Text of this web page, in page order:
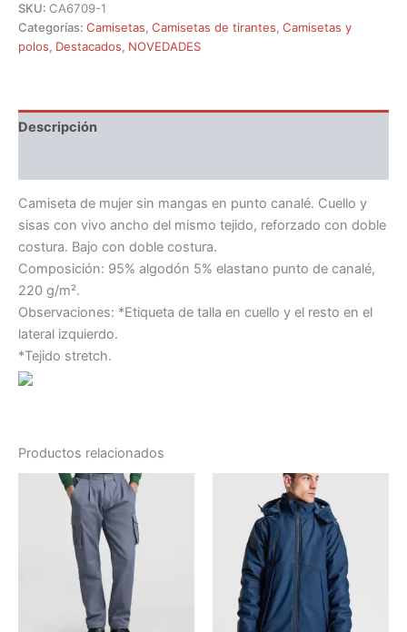
SKU: CA6709-1
Categorías: Camisetas, Camisetas de tirantes, Camisetas y
polos, Destacados, NOVEDADES
Descripción
Camiseta de mujer sin mangas en punto canalé. Cuello y
sisas con vivo ancho del mismo tejido, reforzado con doble
costura. Bajo con doble costura.
Composición: 95% algodón 5% elastano punto de canalé,
220 g/m².
Observaciones: *Etiqueta de talla en cuello y el resto en el
lateral izquierdo.
*Tejido stretch.
Productos relacionados
Este
producto
tiene
múltiples
variantes.
Las